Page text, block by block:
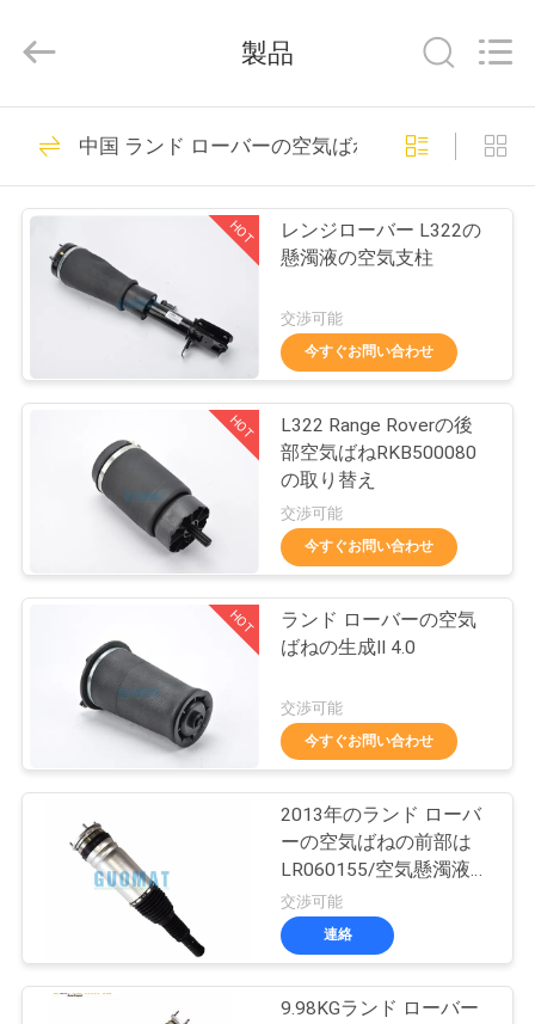
プ
ト
に
行
2026
GUANGZHOU
SPRING
Rights
懸濁液の空気ばね
635
産業空気ばね
1489
Goodyearの空気ば
ね
空気懸濁液の圧縮機
製品
中国 ランド ローバーの空気ばね
HOT
レンジローバー L322の
懸濁液の空気支柱
交渉可能
今すぐお問い合わせ
HOT
L322 Range Roverの後
部空気ばねRKB500080
の取り替え
交渉可能
今すぐお問い合わせ
HOT
ランド ローバーの空気
ばねの生成II 4.0
交渉可能
今すぐお問い合わせ
2013年のランド ローバ
ーの空気ばねの前部は
LR060155/空気懸濁液の
部品を去りました
交渉可能
連絡
9.98KGランド ローバー